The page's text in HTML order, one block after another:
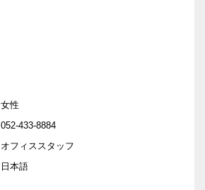
女性
052-433-8884
オフィススタッフ
日本語